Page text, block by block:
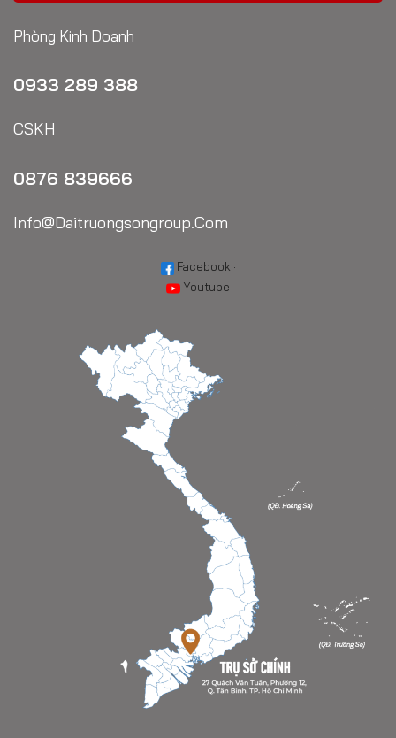
Phòng Kinh Doanh
0933 289 388
CSKH
0876 839666
Info@daitruongsongroup.com
Facebook ·
Youtube